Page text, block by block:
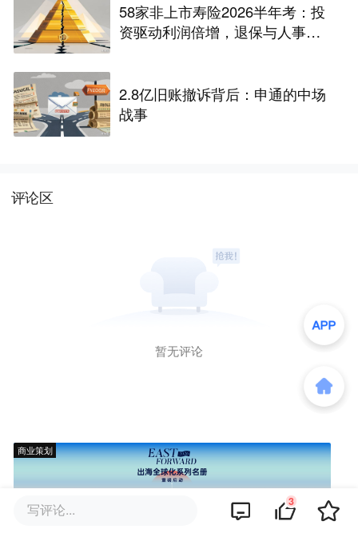
58家非上市寿险2026半年考：投
资驱动利润倍增，退保与人事风
2.8亿旧账撤诉背后：申通的中场
战事
评论区
暂无评论
商业策划
写评论... 3